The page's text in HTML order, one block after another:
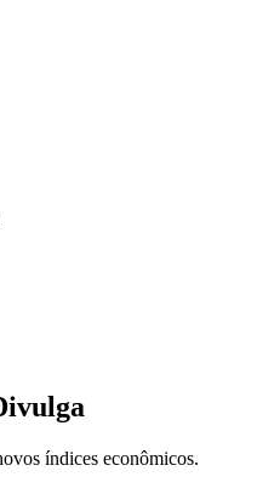
índices econômicos.